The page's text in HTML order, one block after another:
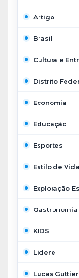
Artigo
Brasil
Cultura e
Distrito
Economia
Educação
Esportes
Estilo de Vida
Exploração
Gastronomia
KIDS
Lidere
Lucas